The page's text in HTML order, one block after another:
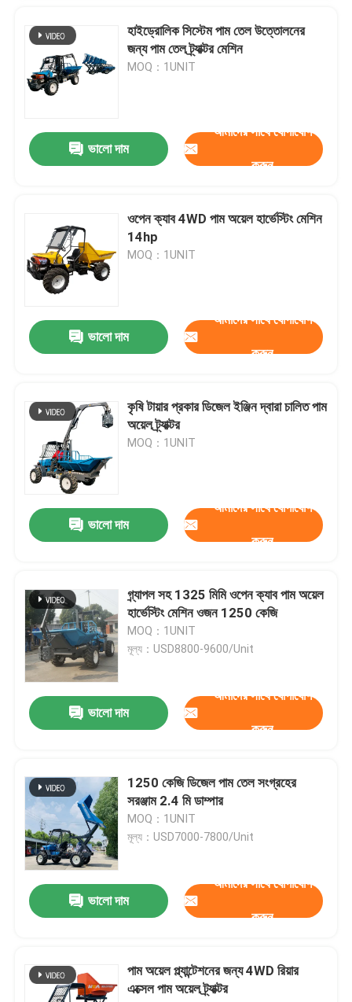
পণ্য
আমাদের সম্বন্ধে
কারখানা পরিদর্শন
যোগাযোগ করুন
মামলা
হাইড্রোলিক ক্রলার এক্সকাভেটর
মিনি ক্রলার এক্সকাভেটর
পাম অয়েল ট্রাক্টর
ক্রলার মিনি ডাম্পার
ভারী যন্ত্রপাতি ডোজার
ভারী যন্ত্রপাতি মোটর গ্রেডার
হাইড্রোলিক সিস্টেম পাম তেল উত্তোলনের
জন্য পাম তেল ট্র্যাক্টর মেশিন
MOQ：1UNIT
ভালো দাম
আমাদের সাথে যোগাযোগ
করুন
ওপেন ক্যাব 4WD পাম অয়েল হার্ভেস্টিং মেশিন
14hp
MOQ：1UNIT
ভালো দাম
আমাদের সাথে যোগাযোগ
করুন
কৃষি টায়ার প্রকার ডিজেল ইঞ্জিন দ্বারা চালিত পাম
অয়েল ট্র্যাক্টর
MOQ：1UNIT
ভালো দাম
আমাদের সাথে যোগাযোগ
করুন
গ্র্যাপল সহ 1325 মিমি ওপেন ক্যাব পাম অয়েল
হার্ভেস্টিং মেশিন ওজন 1250 কেজি
MOQ：1UNIT
মূল্য：USD8800-9600/Unit
ভালো দাম
আমাদের সাথে যোগাযোগ
করুন
1250 কেজি ডিজেল পাম তেল সংগ্রহের
সরঞ্জাম 2.4 মি ডাম্পার
MOQ：1UNIT
মূল্য：USD7000-7800/Unit
ভালো দাম
আমাদের সাথে যোগাযোগ
করুন
পাম অয়েল প্ল্যান্টেশনের জন্য 4WD রিয়ার
এক্সেল পাম অয়েল ট্র্যাক্টর